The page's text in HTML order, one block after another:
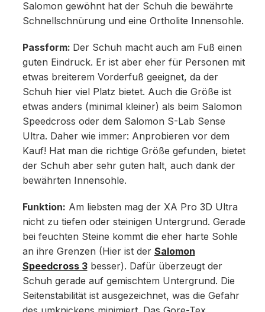
Salomon gewöhnt hat der Schuh die bewährte
Schnellschnürung und eine Ortholite Innensohle.
Passform: Der Schuh macht auch am Fuß einen
guten Eindruck. Er ist aber eher für Personen mit
etwas breiterem Vorderfuß geeignet, da der
Schuh hier viel Platz bietet. Auch die Größe ist
etwas anders (minimal kleiner) als beim Salomon
Speedcross oder dem Salomon S-Lab Sense
Ultra. Daher wie immer: Anprobieren vor dem
Kauf! Hat man die richtige Größe gefunden, bietet
der Schuh aber sehr guten halt, auch dank der
bewährten Innensohle.
Funktion: Am liebsten mag der XA Pro 3D Ultra
nicht zu tiefen oder steinigen Untergrund. Gerade
bei feuchten Steine kommt die eher harte Sohle
an ihre Grenzen (Hier ist der Salomon
Speedcross 3besser). Dafür überzeugt der
Schuh gerade auf gemischtem Untergrund. Die
Seitenstabilität ist ausgezeichnet, was die Gefahr